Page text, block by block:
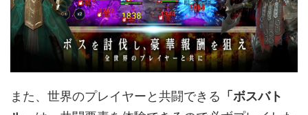
また、世界のプレイヤーと共闘できる 「ボスバト